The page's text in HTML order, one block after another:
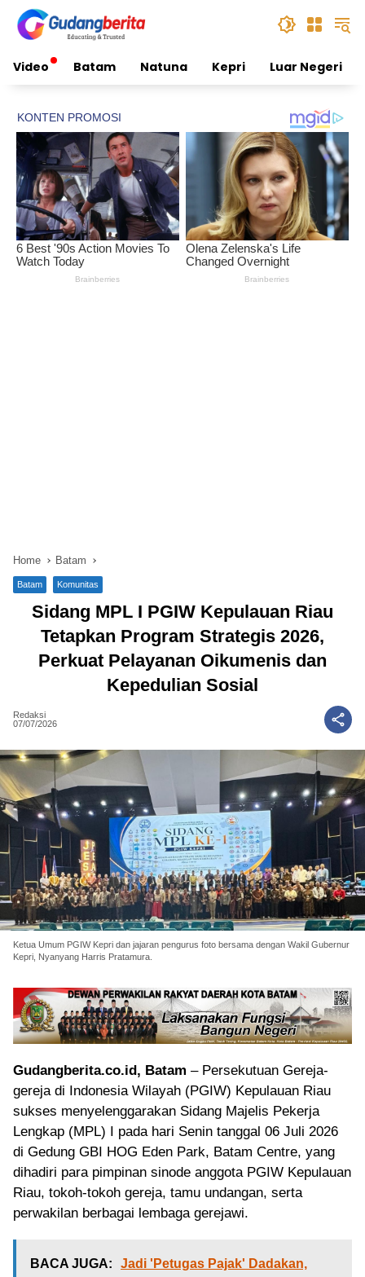
content
Video Batam Natuna Kepri Luar Negeri
Home Batam
Batam Komunitas
Sidang MPL I PGIW Kepulauan Riau
Tetapkan Program Strategis 2026,
Perkuat Pelayanan Oikumenis dan
Kepedulian Sosial
Redaksi
07/07/2026
Ketua Umum PGIW Kepri dan jajaran pengurus foto bersama dengan Wakil Gubernur
Kepri, Nyanyang Harris Pratamura.
Gudangberita.co.id, Batam – Persekutuan Gereja-
gereja di Indonesia Wilayah (PGIW) Kepulauan Riau
sukses menyelenggarakan Sidang Majelis Pekerja
Lengkap (MPL) I pada hari Senin tanggal 06 Juli 2026
di Gedung GBI HOG Eden Park, Batam Centre, yang
dihadiri para pimpinan sinode anggota PGIW Kepulauan
Riau, tokoh-tokoh gereja, tamu undangan, serta
perwakilan berbagai lembaga gerejawi.
BACA JUGA:
Jadi 'Petugas Pajak' Dadakan,